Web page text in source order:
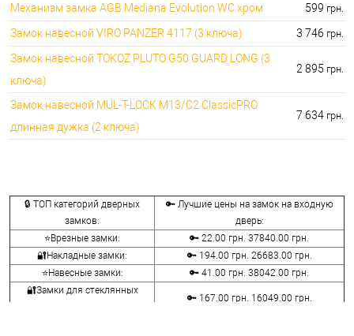
Механизм замка AGB Mediana Evolution WC хром
599 грн.
Замок навесной VIRO PANZER 4117 (3 ключа) 3 746 грн.
Замок навесной TOKOZ PLUTO G50 GUARD LONG (3
ключа)
2 895 грн.
Замок навесной MUL-T-LOCK M13/C2 ClassicPRO
длинная дужка (2 ключа)
7 634 грн.
🔒 ТОП категорий дверных
замков:
🔑 Лучшие цены на замок на входную
дверь:
⭐Врезные замки:
🔑 22.00 грн. 37840.00 грн.
🔐Накладные замки:
🔑 194.00 грн. 26683.00 грн.
⭐Навесные замки:
🔑 41.00 грн. 38042.00 грн.
🔐Замки для стеклянных
🔑 167.00 грн. 16049.00 грн.